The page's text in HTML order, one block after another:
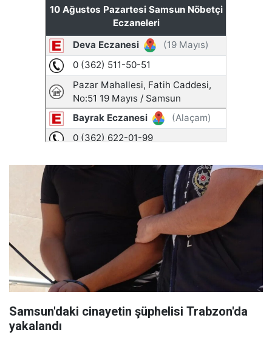
Samsun'daki cinayetin şüphelisi Trabzon'da
yakalandı